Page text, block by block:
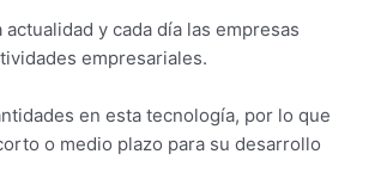
y cada día las empresas
empresariales.
en esta tecnología, por lo que
o medio plazo para su desarrollo